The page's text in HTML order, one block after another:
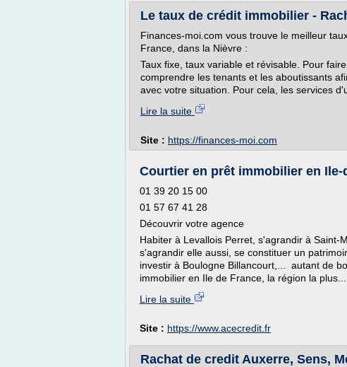
Le taux de crédit immobilier -
Finances-moi.com vous trouve le meilleur
France, dans la Nièvre :
Taux fixe, taux variable et révisable. Pour
comprendre les tenants et les aboutissants
avec votre situation. Pour cela, les services
Lire la suite
Site : https://finances-moi.com
Courtier en prêt immobilier en Ile-
01 39 20 15 00
01 57 67 41 28
Découvrir votre agence
Habiter à Levallois Perret, s'agrandir à Saint-
s'agrandir elle aussi, se constituer un
investir à Boulogne Billancourt,... autant de
immobilier en Ile de France, la région la plus...
Lire la suite
Site : https://www.acecredit.fr
Rachat de credit Auxerre, Sens,